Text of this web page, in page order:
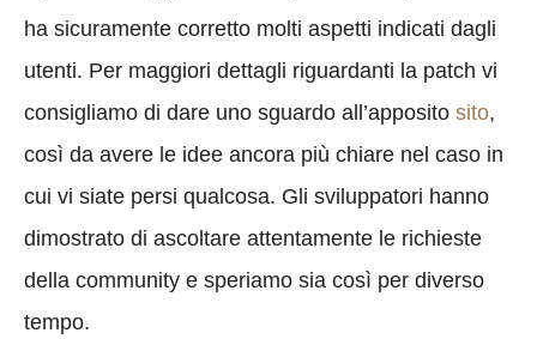
ha sicuramente corretto molti aspetti indicati dagli
utenti. Per maggiori dettagli riguardanti la patch vi
consigliamo di dare uno sguardo all’apposito sito,
così da avere le idee ancora più chiare nel caso in
cui vi siate persi qualcosa. Gli sviluppatori hanno
dimostrato di ascoltare attentamente le richieste
della community e speriamo sia così per diverso
tempo.